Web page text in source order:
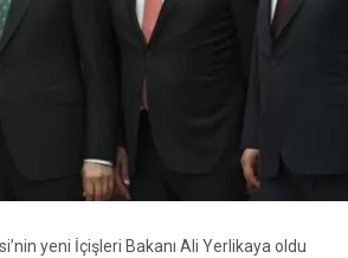
yeni İçişleri Bakanı Ali Yerlikaya oldu